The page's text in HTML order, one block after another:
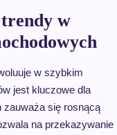
w
w szybkim
jest kluczowe dla
zauważa się rosnącą
na przekazywanie